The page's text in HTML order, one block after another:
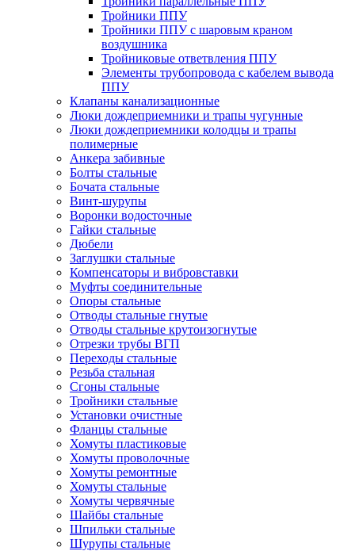
Тройники ППУ
Тройники ППУ с шаровым краном
воздушника
Тройниковые ответвления ППУ
Элементы трубопровода с кабелем вывода
ППУ
Клапаны канализационные
Люки дождеприемники и трапы чугунные
Люки дождеприемники колодцы и трапы
полимерные
Анкера забивные
Болты стальные
Бочата стальные
Винт-шурупы
Воронки водосточные
Гайки стальные
Дюбели
Заглушки стальные
Компенсаторы и вибровставки
Муфты соединительные
Опоры стальные
Отводы стальные гнутые
Отводы стальные крутоизогнутые
Отрезки трубы ВГП
Переходы стальные
Резьба стальная
Сгоны стальные
Тройники стальные
Установки очистные
Фланцы стальные
Хомуты пластиковые
Хомуты проволочные
Хомуты ремонтные
Хомуты стальные
Хомуты червячные
Шайбы стальные
Шпильки стальные
Шурупы стальные